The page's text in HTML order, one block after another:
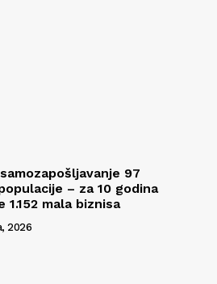
97
– za 10 godina
mala biznisa
2026